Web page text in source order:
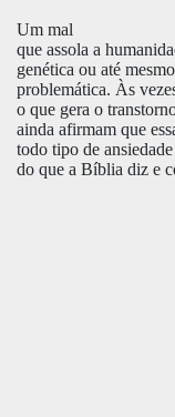
Um mal
que assola a
genética ou até
problemática. Às
o que gera o
ainda afirmam que
todo tipo de
do que a Bíblia diz e